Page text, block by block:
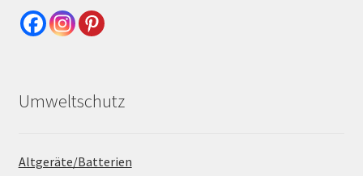
Umweltschutz
Altgeräte/Batterien